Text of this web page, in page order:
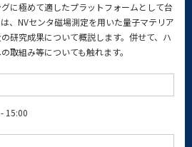
に極めて適したプラットフォームとして台
、NVセンタ磁場測定を用いた量子マテリア
研究成果について概説します。併せて、ハ
取組み等についても触れます。
15:00